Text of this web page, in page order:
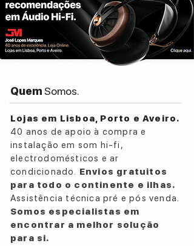
QuemSomos.
Lojas em Lisboa, Porto e Aveiro.
40 anos de apoio à compra e
instalação em som hi-fi,
electrodomésticos e ar
condicionado. Envios gratuitos
para todo o continente e ilhas.
Assistência técnica pré e pós venda.
Somos especialistas em
encontrar a melhor solução
para si.